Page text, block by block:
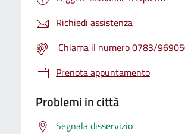
Richiedi assistenza
Chiama il numero 0783/
Prenota appuntamento
Problemi in città
Segnala disservizio